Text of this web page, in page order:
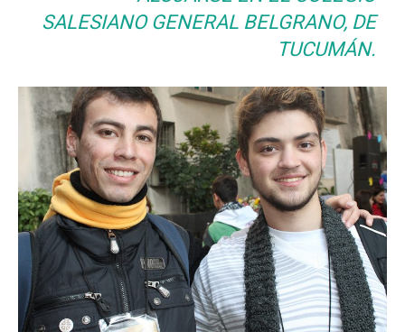
SALESIANO GENERAL BELGRANO, DE
TUCUMÁN.